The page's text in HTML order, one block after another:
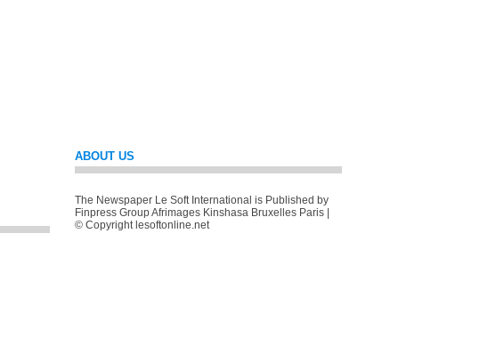
ABOUT US
The Newspaper Le Soft International is Published by
Finpress Group Afrimages Kinshasa Bruxelles Paris |
© Copyright lesoftonline.net